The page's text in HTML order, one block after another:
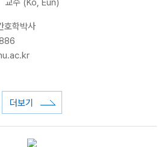
교수 (Ko, Eun)
호학박사
더보기